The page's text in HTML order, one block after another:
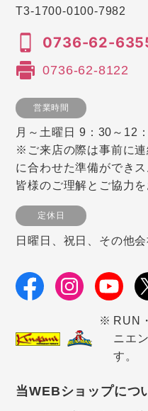
T3-1700-0100-7982
0736-62-
0736-62-8122
営業時間
月～土曜日 9：30～12
※ご来店の際は事前に
に合わせた準備ができ
皆様のご理解とご協力を
定休日
日曜日、祝日、その他
RUN
ニエ
す。
当WEBショップにつ